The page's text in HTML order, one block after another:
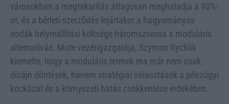
városokban a megtakarítás átlagosan meghaladja a 90%-
ot, és a bérleti szerződés lejártakor a hagyományos
irodák helyreállítási költsége háromszorosa a moduláris
alternatíváé. Mute vezérigazgatója, Szymon Rychlik
kiemelte, hogy a moduláris termek ma már nem csak
dizájn döntések, hanem stratégiai választások a pénzügyi
kockázat és a környezeti hatás csökkentése érdekében.